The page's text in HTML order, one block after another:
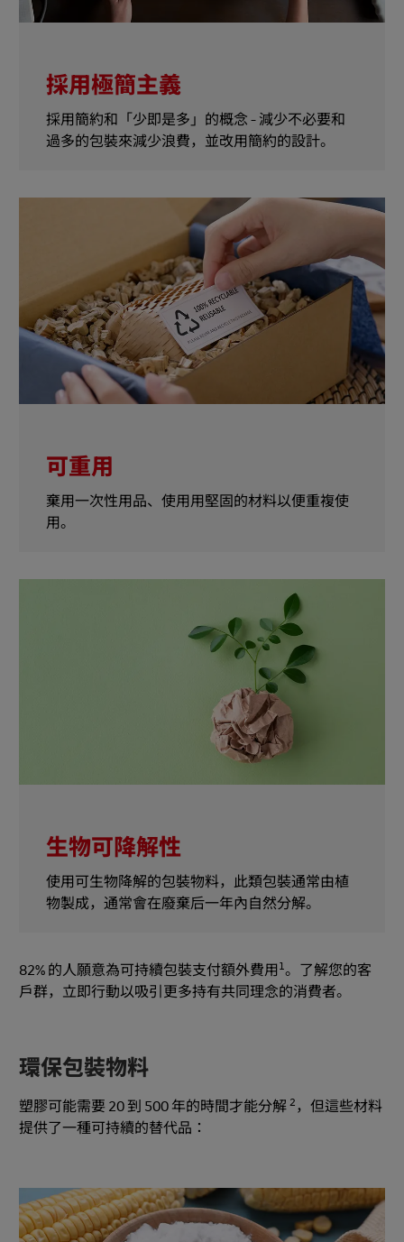
採用極簡主義
採用簡約和「少即是多」的概念 - 減少不必要和
過多的包裝來減少浪費，並改用簡約的設計。
可重用
棄用一次性用品、使用用堅固的材料以便重複使
用。
生物可降解性
使用可生物降解的包裝物料，此類包裝通常由植
物製成，通常會在廢棄后一年內自然分解。
82% 的人願意為可持續包裝支付額外費用 1。了解您的客
戶群，立即行動以吸引更多持有共同理念的消費者。
環保包裝物料
塑膠可能需要 20 到 500 年的時間才能分解 2 ，但這些材料
提供了一種可持續的替代品：